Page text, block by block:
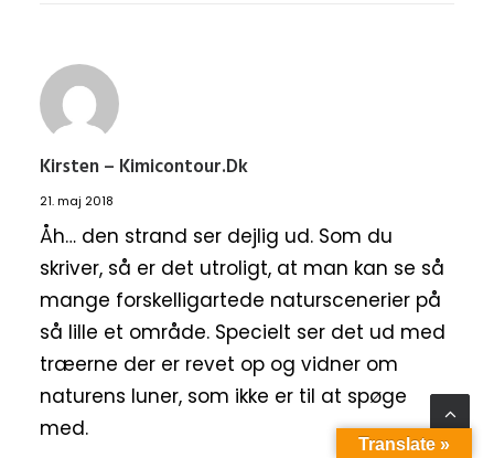
Kirsten – Kimicontour.dk
21. maj 2018
Åh… den strand ser dejlig ud. Som du
skriver, så er det utroligt, at man kan se så
mange forskelligartede naturscenerier på
så lille et område. Specielt ser det ud med
træerne der er revet op og vidner om
naturens luner, som ikke er til at spøge
med.
Translate »